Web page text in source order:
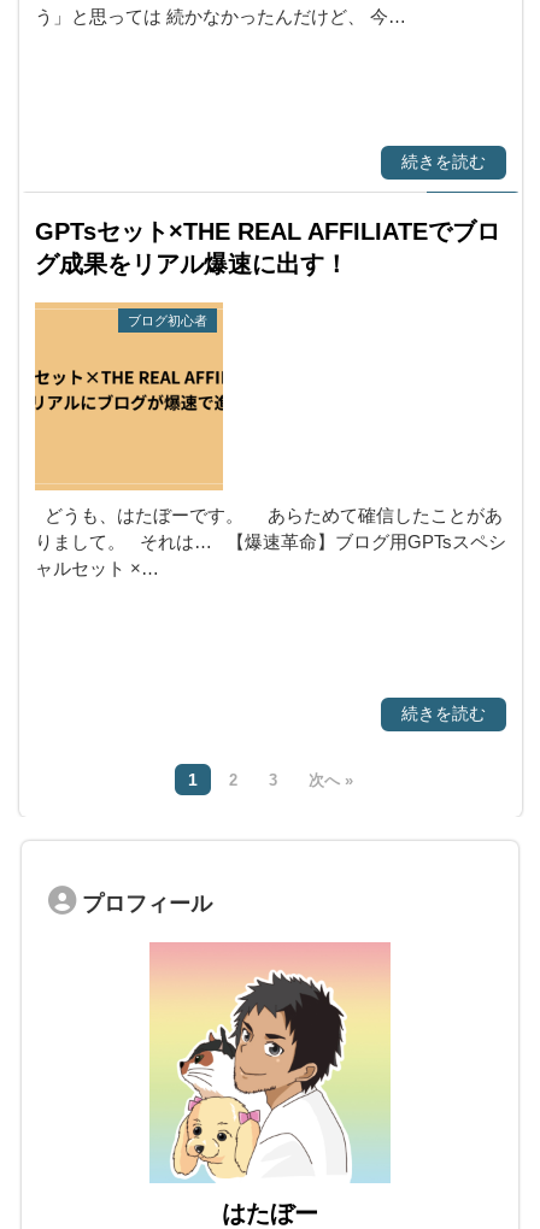
う」と思っては 続かなかったんだけど、 今…
続きを読む
GPTsセット×THE REAL AFFILIATEでブロ
グ成果をリアル爆速に出す！
ブログ初心者
どうも、はたぼーです。 あらためて確信したことがあ
りまして。 それは… 【爆速革命】ブログ用GPTsスペシ
ャルセット ×…
続きを読む
1 2 3 次へ »
プロフィール
はたぼー